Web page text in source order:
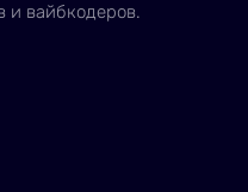
и вайбкодеров.